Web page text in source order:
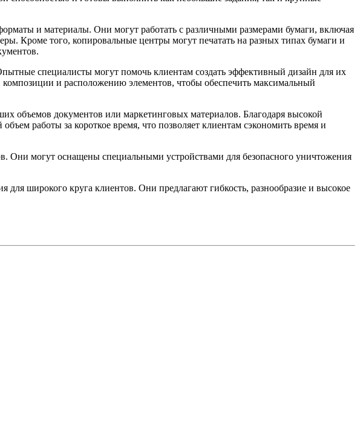
и материалы. Они могут работать с различными размерами бумаги, включая
Кроме того, копировальные центры могут печатать на разных типах бумаги и
специалисты могут помочь клиентам создать эффективный дизайн для их
и расположению элементов, чтобы обеспечить максимальный
объемов документов или маркетинговых материалов. Благодаря высокой
работы за короткое время, что позволяет клиентам сэкономить время и
Они могут оснащены специальными устройствами для безопасного уничтожения
широкого круга клиентов. Они предлагают гибкость, разнообразие и высокое